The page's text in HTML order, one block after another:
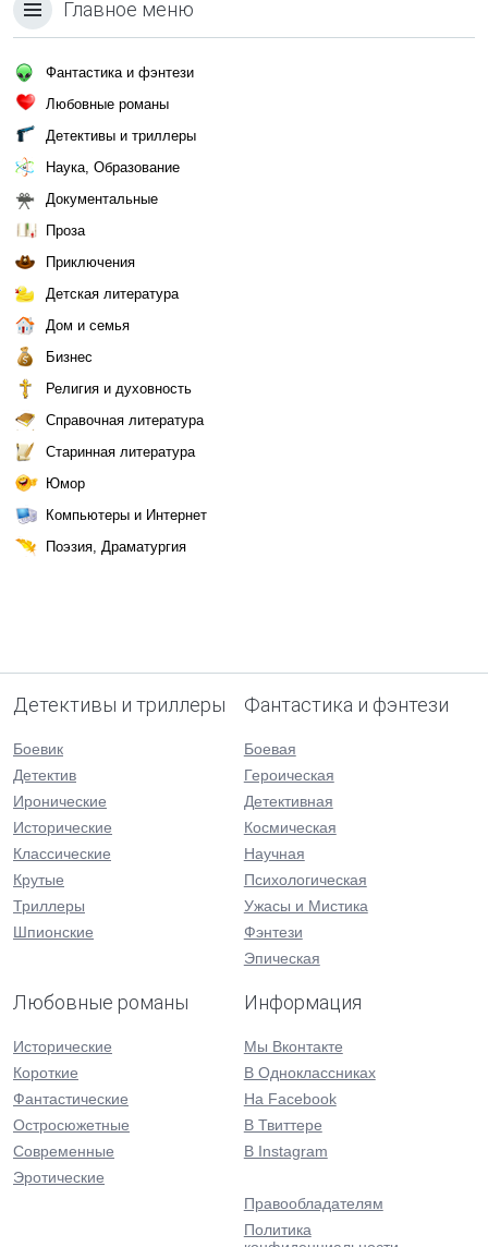
Главное меню
Фантастика и фэнтези
Любовные романы
Детективы и триллеры
Наука, Образование
Документальные
Проза
Приключения
Детская литература
Дом и семья
Бизнес
Религия и духовность
Справочная литература
Старинная литература
Юмор
Компьютеры и Интернет
Поэзия, Драматургия
Детективы и триллеры
Боевик
Детектив
Иронические
Исторические
Классические
Крутые
Триллеры
Шпионские
Фантастика и фэнтези
Боевая
Героическая
Детективная
Космическая
Научная
Психологическая
Ужасы и Мистика
Фэнтези
Эпическая
Любовные романы
Исторические
Короткие
Фантастические
Остросюжетные
Современные
Эротические
Информация
Мы Вконтакте
В Одноклассниках
На Facebook
В Твиттере
В Instagram
Правообладателям
Политика